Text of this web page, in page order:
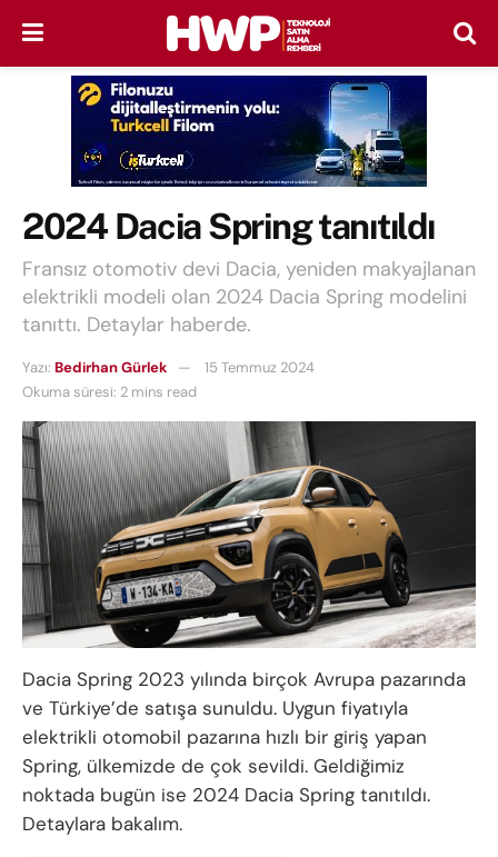
2024 Dacia Spring tanıtıldı
Fransız otomotiv devi Dacia, yeniden makyajlanan
elektrikli modeli olan 2024 Dacia Spring modelini
tanıttı. Detaylar haberde.
Yazı: Bedirhan Gürlek
15 Temmuz 2024
Okuma süresi: 2 mins read
Dacia Spring 2023 yılında birçok Avrupa pazarında
ve Türkiye’de satışa sunuldu. Uygun fiyatıyla
elektrikli otomobil pazarına hızlı bir giriş yapan
Spring, ülkemizde de çok sevildi. Geldiğimiz
noktada bugün ise 2024 Dacia Spring tanıtıldı.
Detaylara bakalım.